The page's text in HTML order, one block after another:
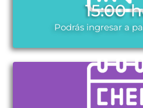
15:00
Podrás ingresar a